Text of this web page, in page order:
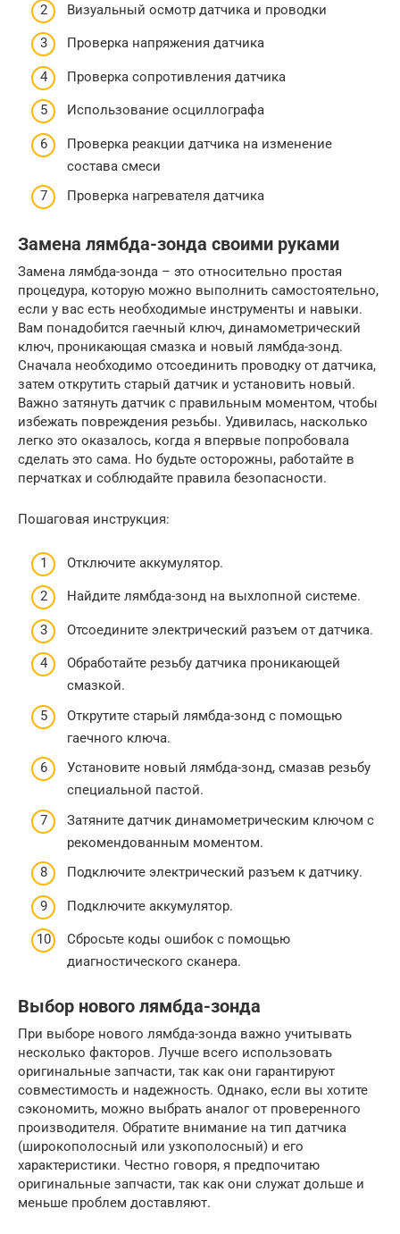
Визуальный осмотр датчика и проводки
Проверка напряжения датчика
Проверка сопротивления датчика
Использование осциллографа
Проверка реакции датчика на изменение
состава смеси
Проверка нагревателя датчика
Замена лямбда-зонда своими руками
Замена лямбда-зонда – это относительно простая
процедура, которую можно выполнить самостоятельно,
если у вас есть необходимые инструменты и навыки.
Вам понадобится гаечный ключ, динамометрический
ключ, проникающая смазка и новый лямбда-зонд.
Сначала необходимо отсоединить проводку от датчика,
затем открутить старый датчик и установить новый.
Важно затянуть датчик с правильным моментом, чтобы
избежать повреждения резьбы. Удивилась, насколько
легко это оказалось, когда я впервые попробовала
сделать это сама. Но будьте осторожны, работайте в
перчатках и соблюдайте правила безопасности.
Пошаговая инструкция:
Отключите аккумулятор.
Найдите лямбда-зонд на выхлопной системе.
Отсоедините электрический разъем от датчика.
Обработайте резьбу датчика проникающей
смазкой.
Открутите старый лямбда-зонд с помощью
гаечного ключа.
Установите новый лямбда-зонд, смазав резьбу
специальной пастой.
Затяните датчик динамометрическим ключом с
рекомендованным моментом.
Подключите электрический разъем к датчику.
Подключите аккумулятор.
Сбросьте коды ошибок с помощью
диагностического сканера.
Выбор нового лямбда-зонда
При выборе нового лямбда-зонда важно учитывать
несколько факторов. Лучше всего использовать
оригинальные запчасти, так как они гарантируют
совместимость и надежность. Однако, если вы хотите
сэкономить, можно выбрать аналог от проверенного
производителя. Обратите внимание на тип датчика
(широкополосный или узкополосный) и его
характеристики. Честно говоря, я предпочитаю
оригинальные запчасти, так как они служат дольше и
меньше проблем доставляют.